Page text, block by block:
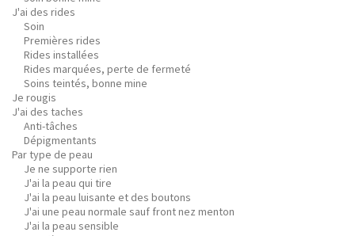
J'ai des rides
Soin
Premières rides
Rides installées
Rides marquées, perte de fermeté
Soins teintés, bonne mine
Je rougis
J'ai des taches
Anti-tâches
Dépigmentants
Par type de peau
Je ne supporte rien
J'ai la peau qui tire
J'ai la peau luisante et des boutons
J'ai une peau normale sauf front nez menton
J'ai la peau sensible